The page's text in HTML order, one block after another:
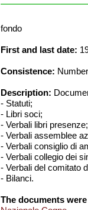
fondo
First and last date:
Consistence:
Description:
- Statuti;
- Libri soci;
- Verbali libri presenze;
- Verbali assemblee
- Verbali consiglio di
- Verbali collegio dei
- Verbali del comitato
- Bilanci.
The documents